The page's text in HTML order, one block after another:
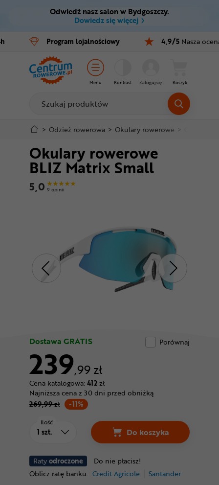
Ctrl M
Menu główne
Informacje o produkcie
Do koszyka
Szczegółowe informacje
Stopka
Mapa strony
Odwiedź nasz salon w Bydgoszczy.
Dowiedz się więcej
Program lojalnościowy 4,9/5 Nasza
Menu Kontrast Zaloguj się Koszyk
Rowery
E-bike
Części
Akcesoria
Odzież
Kaski
Buty
Superoferta
> Odzież rowerowa > Okulary rowerowe >
Okulary rowerowe
BLIZ Matrix Small
5,0 9 opinii
Dostawa GRATIS Porównaj
239,99 zł
Cena katalogowa: 412zł
-11%
Najniższa cena z 30 dni przed obniżką
269,99zł
Ratyodroczone
Do nie płacisz!
Oblicz ratę banku: Credit Agricole Santander
Ilość
Do koszyka